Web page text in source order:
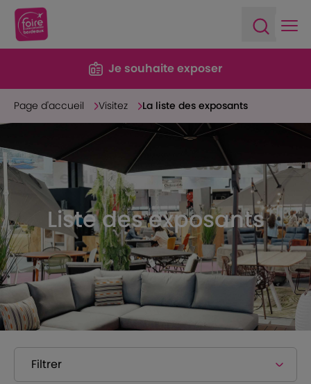
Je souhaite exposer
Page d'accueil Visitez La liste des exposants
Liste des exposants
Filtrer